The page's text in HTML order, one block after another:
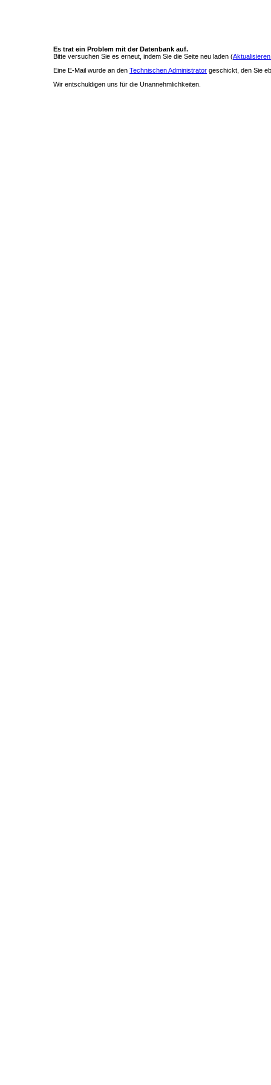
Es trat ein Problem mit der Datenbank auf.
Bitte versuchen Sie es erneut, indem Sie die Seite neu laden (
Eine E-Mail wurde an den Technischen Administrator geschickt, den Sie
Wir entschuldigen uns für die Unannehmlichkeiten.